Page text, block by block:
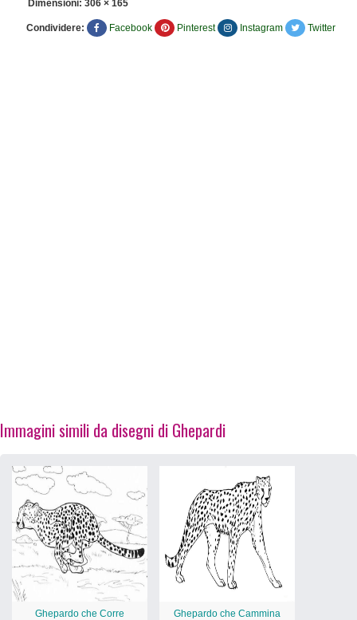
Dimensioni: 306 × 165
Condividere: Facebook Pinterest Instagram Twitter
Immagini simili da disegni di Ghepardi
Ghepardo che Corre Ghepardo che Cammina